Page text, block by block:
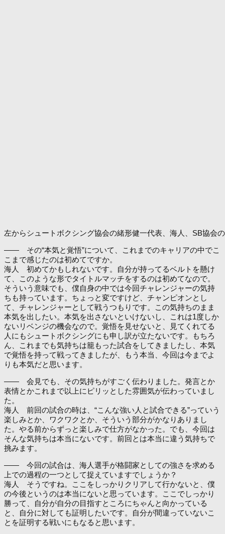
左からシュートボクシング協会の緒形健一代表、海人、SB協
―― その“本気と覚悟”について、これまでのキャリアの中でこ
こまで感じたのは初めてですか。
海人 初めてかもしれないです。自分が持ってるベルトを懸け
て、このような形でタイトルマッチをするのは初めてなので。
そういう意味でも、僕自身の中では今回チャレンジャーの気持
ちも持っています。ちょっと変ですけど、チャンピオンとし
て、チャレンジャーとして戦うつもりです。この気持ちのまま
本気を出したい。本気を出さないといけないし、これは1度しか
ないリベンジの機会なので。覚悟を見せないと、見てくれてる
人にもシュートボクシングにも申し訳が立たないです。もちろ
ん、これまでも気持ちは籠もった試合をしてきましたし、本気
で覚悟を持って戦ってきましたが、もう本当、今回は今までよ
りも本気だと思います。
―― 会見でも、その気持ちがすごく伝わりました。発言とか
表情とかこれまで以上にピリッとした雰囲気が伝わっていまし
た。
海人 前回の試合の時は、“こんな強い人と試合できる”っていう
楽しみとか、ワクワクとか、そういう部分がかなりありまし
た。やる前からずっと楽しみで仕方がなかった。でも、今回は
そんな気持ちは本当にないです。前回とは本当に違う気持ちで
挑みます。
―― 今回の試合は、海人選手が格闘家としての強さを求める
上での過程の一つとして捉えていますでしょうか？
海人 そうですね。ここをしっかりクリアして行かないと、僕
の今後というのは本当にないと思っています。ここでしっかり
勝って、自分が自分の目指すところにちゃんと向かっている
と、自分に対しても証明したいです。自分が間違っていないこ
とを証明する戦いにもなると思います。